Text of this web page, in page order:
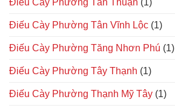
Điếu Cày Phường Tân Thuận (1)
Điếu Cày Phường Tân Vĩnh Lộc (1)
Điếu Cày Phường Tăng Nhơn Phú (1)
Điếu Cày Phường Tây Thạnh (1)
Điếu Cày Phường Thạnh Mỹ Tây (1)